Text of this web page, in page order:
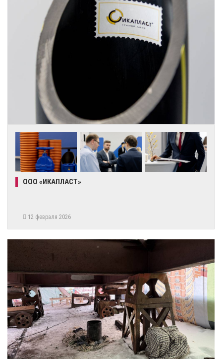
ООО «ИКАПЛАСТ»
12 февраля 2026